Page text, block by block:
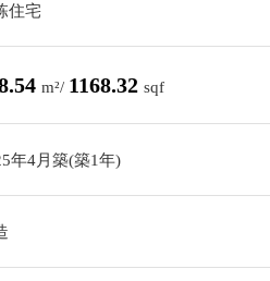
住宅
m²/ 1168.32 sqf
年4月築(築1年)